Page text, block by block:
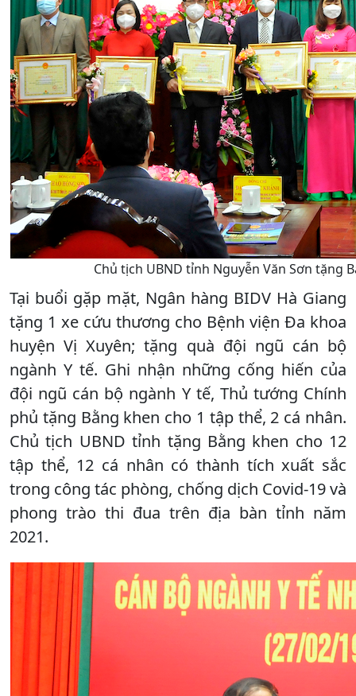
Chủ tịch UBND tỉnh Nguyễn Văn Sơn tặng
Tại buổi gặp mặt, Ngân hàng BIDV Hà Giang
tặng 1 xe cứu thương cho Bệnh viện Đa khoa
huyện Vị Xuyên; tặng quà đội ngũ cán bộ
ngành Y tế. Ghi nhận những cống hiến của
đội ngũ cán bộ ngành Y tế, Thủ tướng Chính
phủ tặng Bằng khen cho 1 tập thể, 2 cá nhân.
Chủ tịch UBND tỉnh tặng Bằng khen cho 12
tập thể, 12 cá nhân có thành tích xuất sắc
trong công tác phòng, chống dịch Covid-19 và
phong trào thi đua trên địa bàn tỉnh năm
2021.